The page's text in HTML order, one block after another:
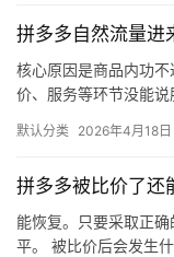
拼多多自然流量进
核心原因是商品内功
价、服务等环节没能
评少、…
默认分类 2026年4月18日
拼多多被比价了还
能恢复。只要采取正
平。 被比价后会发生